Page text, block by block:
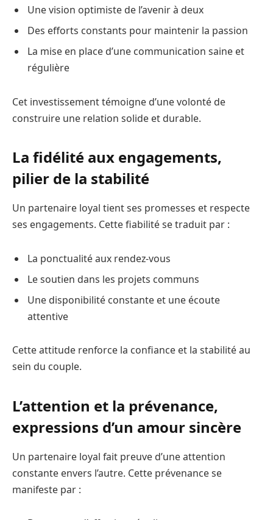
Une vision optimiste de l’avenir à deux
Des efforts constants pour maintenir la passion
La mise en place d’une communication saine et
régulière
Cet investissement témoigne d’une volonté de
construire une relation solide et durable.
La fidélité aux engagements,
pilier de la stabilité
Un partenaire loyal tient ses promesses et respecte
ses engagements. Cette fiabilité se traduit par :
La ponctualité aux rendez-vous
Le soutien dans les projets communs
Une disponibilité constante et une écoute
attentive
Cette attitude renforce la confiance et la stabilité au
sein du couple.
L’attention et la prévenance,
expressions d’un amour sincère
Un partenaire loyal fait preuve d’une attention
constante envers l’autre. Cette prévenance se
manifeste par :